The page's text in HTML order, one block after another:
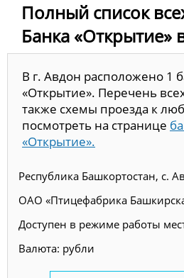
Полный список
Банка «Открытие»
В г. Авдон расположено 1
«Открытие». Перечень
также схемы проезда к
посмотреть на странице
«Открытие».
Республика Башкортостан, с.
ОАО «Птицефабрика
Доступен в режиме работы
Валюта: рубли